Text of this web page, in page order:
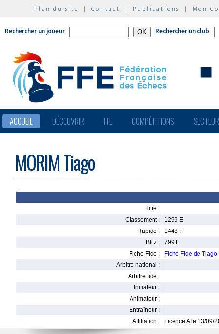
Plan du site | Contact | Publications | Mon
Rechercher un joueur Rechercher un club
ACCUEIL DÉCOUVRIR FFE COMPÉTITIONS
MORIM Tiago
Titre :
Classement :
1299 E
Rapide :
1448 F
Blitz :
799 E
Fiche Fide :
Fiche Fide de Tiago
Arbitre national :
Arbitre fide :
Initiateur :
Animateur :
Entraîneur :
Affiliation :
Licence A le 13/09/